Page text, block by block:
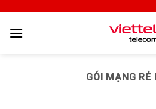
GÓI MẠNG RẺ